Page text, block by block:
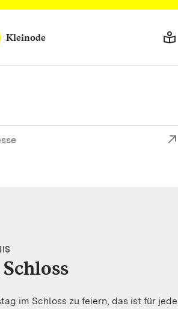
Kleinode
im Schloss zu feiern, das ist für